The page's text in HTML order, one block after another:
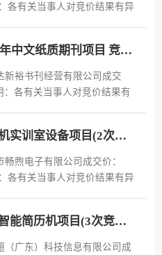
各有关当事人对竞价结果有异
庆学院联系...
肇庆学院2025年中文纸质期刊项目 竞价结果公告(JJ24121017111372)
新裕书刊经营有限公司成交
：各有关当事人对竞价结果有
肇庆学院联系人...
肇庆学院无人机实训室设备项目(2次竞价) 竞价结果公告(JJ24120509011044-1)
煦电子有限公司成交价：
各有关当事人对竞价结果有异
庆学院联系人...
智能面试仓和智能简历机项目(3次竞价) 竞价结果公告(JJ24120310444221-1)
（广东）科技信息有限公司成